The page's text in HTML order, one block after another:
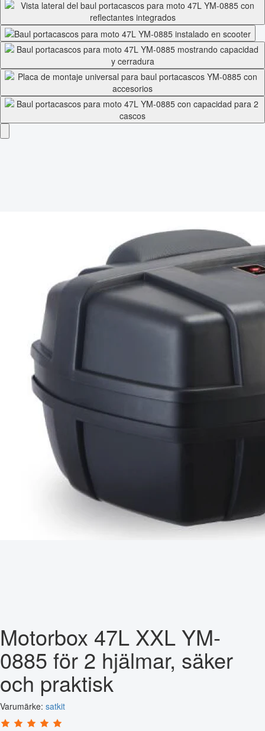
Motorbox 47L XXL YM-
0885 för 2 hjälmar, säker
och praktisk
Varumärke: satkit